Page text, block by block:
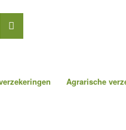
Agrarische